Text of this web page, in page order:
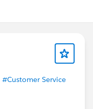
#Customer Service